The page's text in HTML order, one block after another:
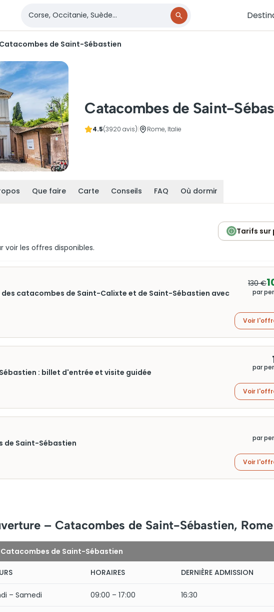
Catacombes de Saint-Sébastien
Catacombes de Saint-
4.5(3920 avis) Rome, Italie
Que faire Carte Conseils FAQ Où dormir
voir les offres disponibles.
Tarifs sur
catacombes de Saint-Calixte et de Saint-Sébastien avec
130 €
par
Voir
: billet d'entrée et visite guidée
par
Voir
de Saint-Sébastien
par
Voir
– Catacombes de Saint-Sébastien, Rome
de Saint-Sébastien
HORAIRES DERNIÈRE ADMISSION
– Samedi 09:00 – 17:00 16:30